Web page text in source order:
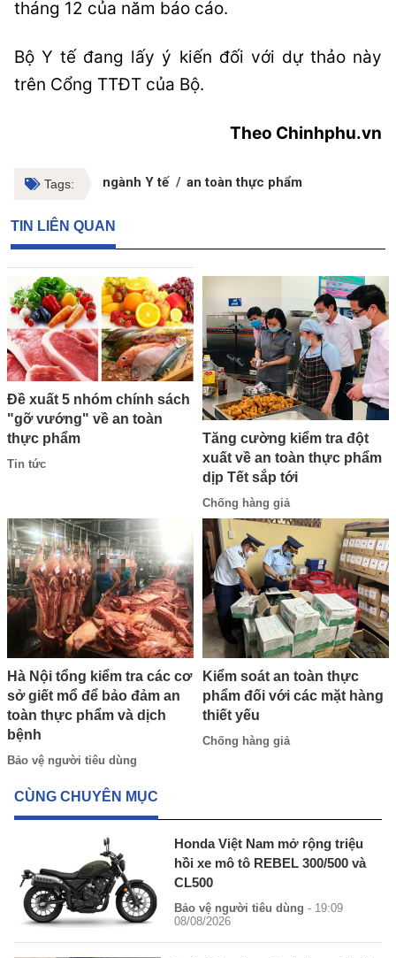
tháng 12 của năm báo cáo.
Bộ Y tế đang lấy ý kiến đối với dự thảo này
trên Cổng TTĐT của Bộ.
Theo Chinhphu.vn
Tags: ngành Y tế an toàn thực phẩm
TIN LIÊN QUAN
Đề xuất 5 nhóm chính sách
"gỡ vướng" về an toàn
thực phẩm
Tin tức
Tăng cường kiểm tra đột
xuất về an toàn thực phẩm
dịp Tết sắp tới
Chống hàng giả
Hà Nội tổng kiểm tra các cơ
sở giết mổ để bảo đảm an
toàn thực phẩm và dịch
bệnh
Bảo vệ người tiêu dùng
Kiểm soát an toàn thực
phẩm đối với các mặt hàng
thiết yếu
Chống hàng giả
CÙNG CHUYÊN MỤC
Honda Việt Nam mở rộng triệu
hồi xe mô tô REBEL 300/500 và
CL500
Bảo vệ người tiêu dùng - 19:09
08/08/2026